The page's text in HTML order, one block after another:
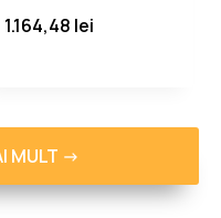
1.164,48 lei
MULT ->